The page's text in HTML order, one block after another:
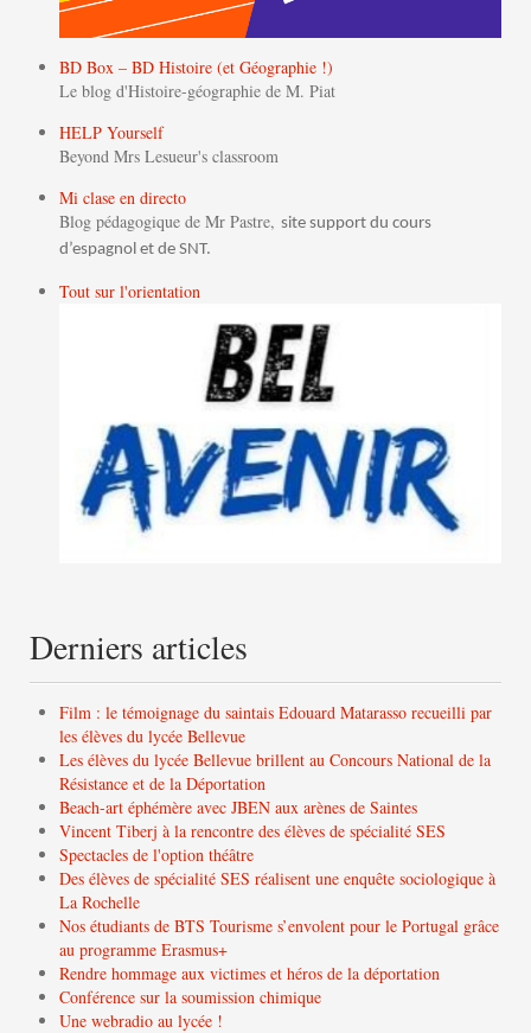
BD Box – BD Histoire (et Géographie !)
Le blog d'Histoire-géographie de M. Piat
HELP Yourself
Beyond Mrs Lesueur's classroom
Mi clase en directo
Blog pédagogique de Mr Pastre, site support du cours
d’espagnol et de SNT.
Tout sur l'orientation
Derniers articles
Film : le témoignage du saintais Edouard Matarasso recueilli par
les élèves du lycée Bellevue
Les élèves du lycée Bellevue brillent au Concours National de la
Résistance et de la Déportation
Beach-art éphémère avec JBEN aux arènes de Saintes
Vincent Tiberj à la rencontre des élèves de spécialité SES
Spectacles de l'option théâtre
Des élèves de spécialité SES réalisent une enquête sociologique à
La Rochelle
Nos étudiants de BTS Tourisme s’envolent pour le Portugal grâce
au programme Erasmus+
Rendre hommage aux victimes et héros de la déportation
Conférence sur la soumission chimique
Une webradio au lycée !